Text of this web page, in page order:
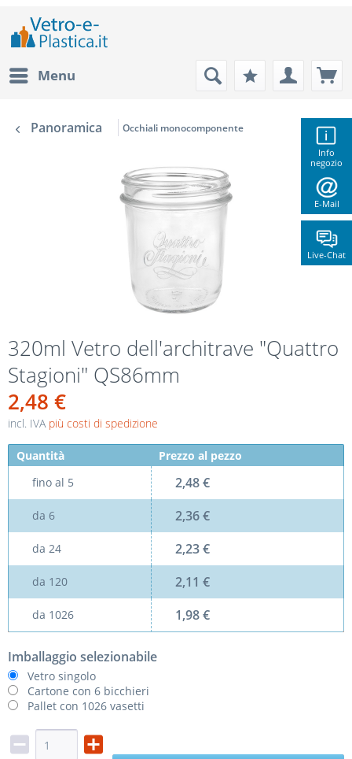
Info
negozio
E-Mail
Live-Chat
Menu
Panoramica Occhiali monocomponente
320ml Vetro dell'architrave "Quattro
Stagioni" QS86mm
2,48 €
incl. IVA più costi di spedizione
Quantità
Prezzo al pezzo
fino al 5 2,48 €
da 6 2,36 €
da 24 2,23 €
da 120 2,11 €
da 1026 1,98 €
Imballaggio selezionabile
Vetro singolo
Cartone con 6 bicchieri
Pallet con 1026 vasetti